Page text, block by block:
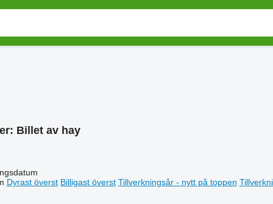
Billet av hay
Dyrast överst Billigast överst Tillverkningsår - nytt på toppen